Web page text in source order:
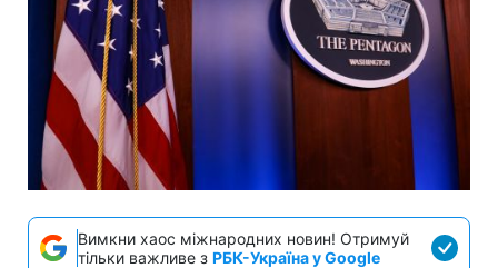
Вимкни хаос міжнародних новин! Отримуй
тільки важливе з РБК-Україна у Google